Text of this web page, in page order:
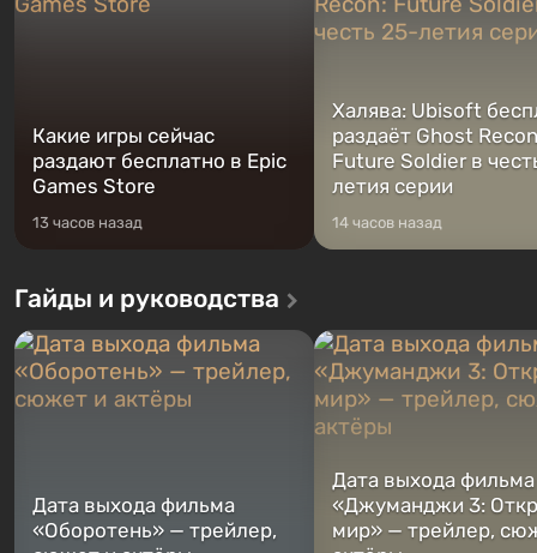
Какие игры сейчас
раздают бесплатно в Epic
Games Store
13 часов назад
Халява: Ubisoft
раздаёт Ghost
Future Soldier в
летия серии
14 часов назад
Гайды и руководства
Дата выхода фильма
«Оборотень» — трейлер,
Дата выхода фильма
«Джуманджи 3:
мир» — трейлер,